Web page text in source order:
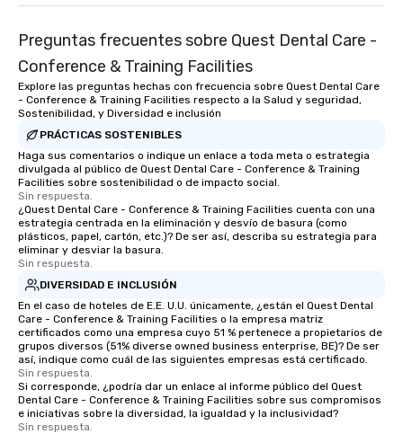
Preguntas frecuentes sobre Quest Dental Care -
Conference & Training Facilities
Explore las preguntas hechas con frecuencia sobre Quest Dental Care
- Conference & Training Facilities respecto a la Salud y seguridad,
Sostenibilidad, y Diversidad e inclusión
PRÁCTICAS SOSTENIBLES
Haga sus comentarios o indique un enlace a toda meta o estrategia
divulgada al público de Quest Dental Care - Conference & Training
Facilities sobre sostenibilidad o de impacto social.
Sin respuesta.
¿Quest Dental Care - Conference & Training Facilities cuenta con una
estrategia centrada en la eliminación y desvío de basura (como
plásticos, papel, cartón, etc.)? De ser así, describa su estrategia para
eliminar y desviar la basura.
Sin respuesta.
DIVERSIDAD E INCLUSIÓN
En el caso de hoteles de E.E. U.U. únicamente, ¿están el Quest Dental
Care - Conference & Training Facilities o la empresa matriz
certificados como una empresa cuyo 51 % pertenece a propietarios de
grupos diversos (51% diverse owned business enterprise, BE)? De ser
así, indique como cuál de las siguientes empresas está certificado.
Sin respuesta.
Si corresponde, ¿podría dar un enlace al informe público del Quest
Dental Care - Conference & Training Facilities sobre sus compromisos
e iniciativas sobre la diversidad, la igualdad y la inclusividad?
Sin respuesta.